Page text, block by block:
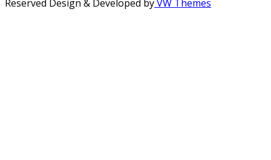
Reserved Design & Developed byVW Themes